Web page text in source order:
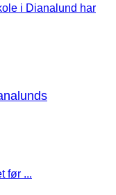
i Dianalund har
før ...